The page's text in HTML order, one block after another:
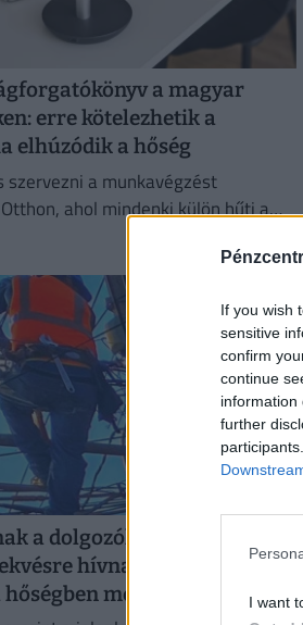
If you wish
sensitive
confirm
continue
information
further
I want
a magyar
erre kötelezhetik a
elhúzódik a hőség
szervezni a munkavégzést
ahol mindenki külön hűti a
a hűtés központilag működik.
a dolgozók védelmében:
hívnak, nem tűrik
megy